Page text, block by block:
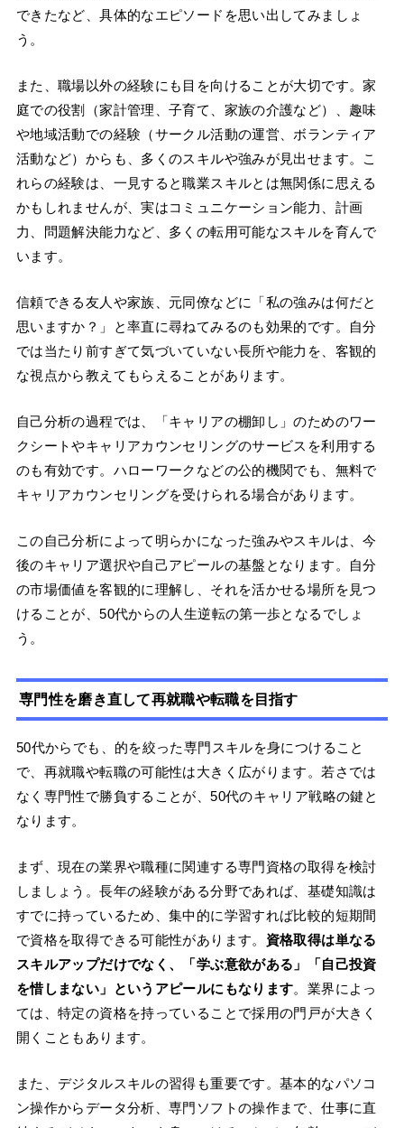
できたなど、具体的なエピソードを思い出してみましょ
う。
また、職場以外の経験にも目を向けることが大切です。家
庭での役割（家計管理、子育て、家族の介護など）、趣味
や地域活動での経験（サークル活動の運営、ボランティア
活動など）からも、多くのスキルや強みが見出せます。こ
れらの経験は、一見すると職業スキルとは無関係に思える
かもしれませんが、実はコミュニケーション能力、計画
力、問題解決能力など、多くの転用可能なスキルを育んで
います。
信頼できる友人や家族、元同僚などに「私の強みは何だと
思いますか？」と率直に尋ねてみるのも効果的です。自分
では当たり前すぎて気づいていない長所や能力を、客観的
な視点から教えてもらえることがあります。
自己分析の過程では、「キャリアの棚卸し」のためのワー
クシートやキャリアカウンセリングのサービスを利用する
のも有効です。ハローワークなどの公的機関でも、無料で
キャリアカウンセリングを受けられる場合があります。
この自己分析によって明らかになった強みやスキルは、今
後のキャリア選択や自己アピールの基盤となります。自分
の市場価値を客観的に理解し、それを活かせる場所を見つ
けることが、50代からの人生逆転の第一歩となるでしょ
う。
専門性を磨き直して再就職や転職を目指す
50代からでも、的を絞った専門スキルを身につけること
で、再就職や転職の可能性は大きく広がります。若さでは
なく専門性で勝負することが、50代のキャリア戦略の鍵と
なります。
まず、現在の業界や職種に関連する専門資格の取得を検討
しましょう。長年の経験がある分野であれば、基礎知識は
すでに持っているため、集中的に学習すれば比較的短期間
で資格を取得できる可能性があります。 資格取得は単なる
スキルアップだけでなく、「学ぶ意欲がある」「自己投資
を惜しまない」というアピールにもなります。業界によっ
ては、特定の資格を持っていることで採用の門戸が大きく
開くこともあります。
また、デジタルスキルの習得も重要です。基本的なパソコ
ン操作からデータ分析、専門ソフトの操作まで、仕事に直